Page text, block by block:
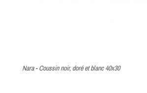
Nara - Coussin noir, doré et blanc 40x30